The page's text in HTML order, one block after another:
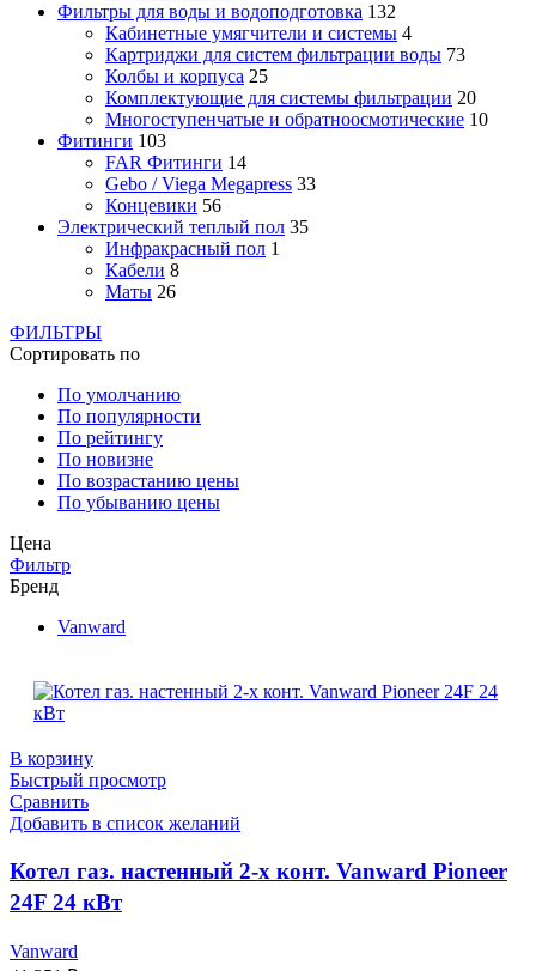
Фильтры для воды и водоподготовка 132
Кабинетные умягчители и системы 4
Картриджи для систем фильтрации воды 73
Колбы и корпуса 25
Комплектующие для системы фильтрации 20
Многоступенчатые и обратноосмотические 10
Фитинги 103
FAR Фитинги 14
Gebo / Viega Megapress 33
Концевики 56
Электрический теплый пол 35
Инфракрасный пол 1
Кабели 8
Маты 26
ФИЛЬТРЫ
Сортировать по
По умолчанию
По популярности
По рейтингу
По новизне
По возрастанию цены
По убыванию цены
Цена
Фильтр
Бренд
Vanward
В корзину
Быстрый просмотр
Сравнить
Добавить в список желаний
Котел газ. настенный 2-х конт. Vanward Pioneer
24F 24 кВт
Vanward